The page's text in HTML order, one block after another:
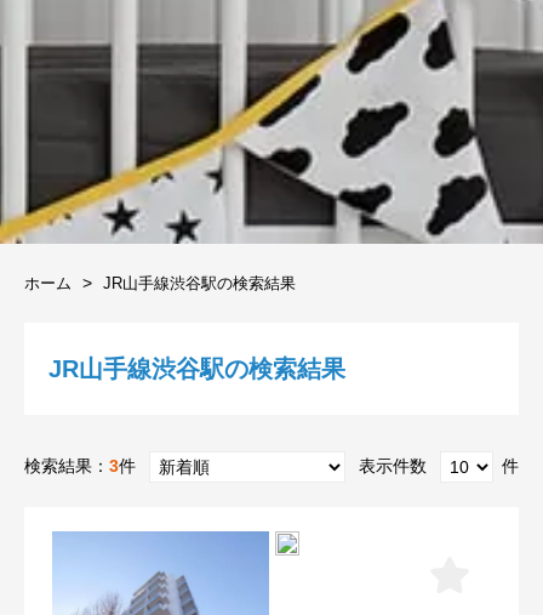
ホーム JR山手線渋谷駅の検索結果
JR山手線渋谷駅の検索結果
検索結果： 3件 表示件数 件